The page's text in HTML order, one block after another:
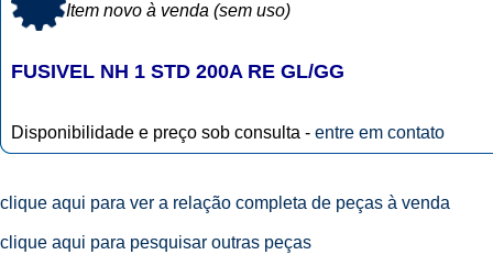
Item novo à venda (sem uso)
FUSIVEL NH 1 STD 200A RE GL/GG
Disponibilidade e preço sob consulta - entre em contato
clique aqui para ver a relação completa de peças à venda
clique aqui para pesquisar outras peças